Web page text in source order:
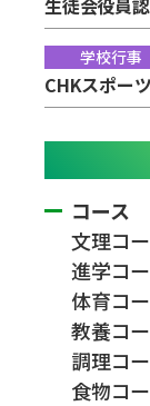
学校行事
CHKスポー
コース
文理コ
進学コ
体育コ
教養コ
調理コ
食物コ